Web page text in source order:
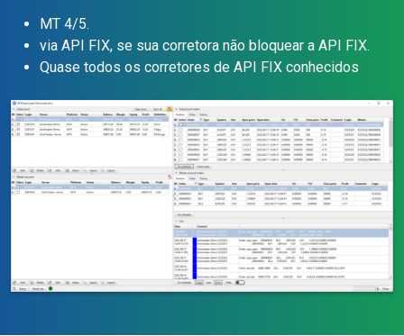
MT 4/5.
via API FIX, se sua corretora não bloquear a API FIX.
Quase todos os corretores de API FIX conhecidos